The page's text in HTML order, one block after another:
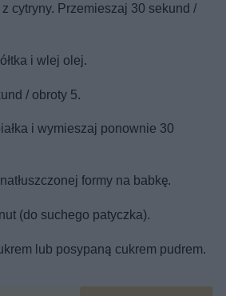
cytryny. Przemieszaj 30 sekund /
i wlej olej.
/ obroty 5.
i wymieszaj ponownie 30
formy na babkę.
(do suchego patyczka).
lub posypaną cukrem pudrem.